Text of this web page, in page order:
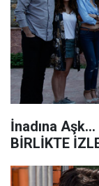
İnadına
BİRLİKTE